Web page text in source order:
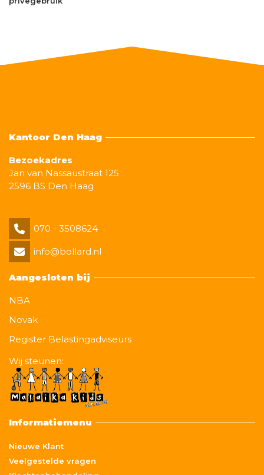
Kantoor Den Haag
Bezoekadres
Jan van Nassaustraat 125
2596 BS Den Haag
070 - 3508624
info@bollard.nl
Aangesloten bij
NBA
Novak
Register Belastingadviseurs
Wij steunen:
Informatiemenu
Nieuwe Klant
Veelgestelde vragen